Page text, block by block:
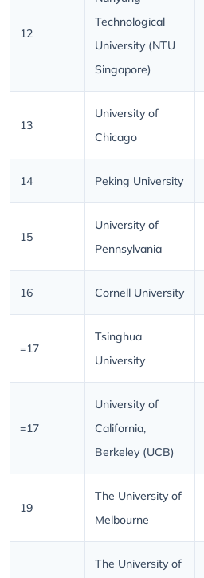
12
Technological
University (NTU
Singapore)
13
University of
Chicago
14 Peking University
15
University of
Pennsylvania
16 Cornell University
=17
Tsinghua
University
=17
University of
California,
Berkeley (UCB)
19
The University of
Melbourne
The University of